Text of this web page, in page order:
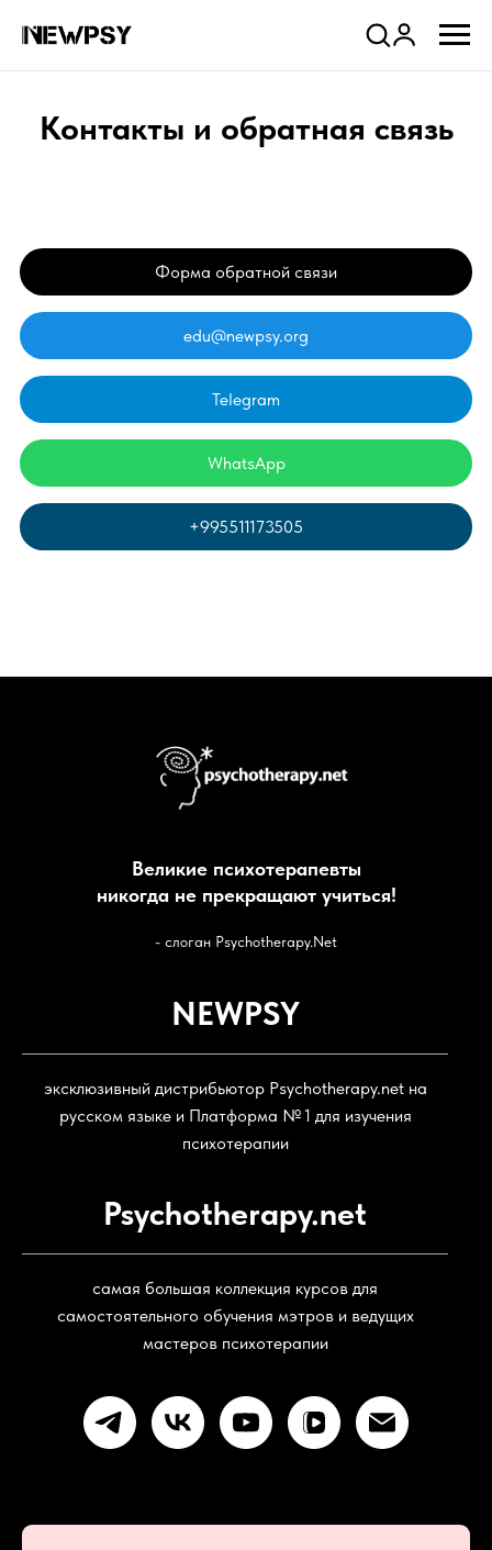
Контакты и обратная связь
Форма обратной связи
edu@newpsy.org
Telegram
WhatsApp
+995511173505
Великие психотерапевты
никогда не прекращают учиться!
- cлоган Psychotherapy.Net
NEWPSY
эксклюзивный дистрибьютор Psychotherapy.net на
русском языке и Платформа № 1 для изучения
психотерапии
Psychotherapy.net
самая большая коллекция курсов для
самостоятельного обучения мэтров и ведущих
мастеров психотерапии